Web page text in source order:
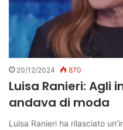
20/12/2024 870
Luisa Ranieri: Agli
andava di moda
Luisa Ranieri ha rilasciato